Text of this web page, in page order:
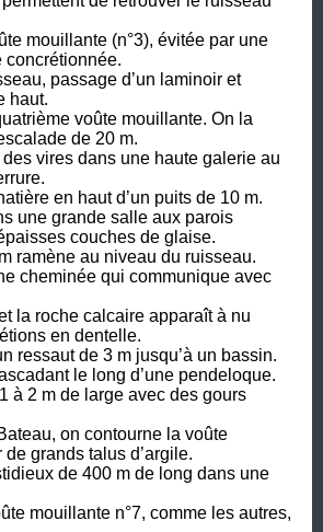
concrétionnée.
haut.
de 20 m.
couches de glaise.
en dentelle.
grands talus d’argile.